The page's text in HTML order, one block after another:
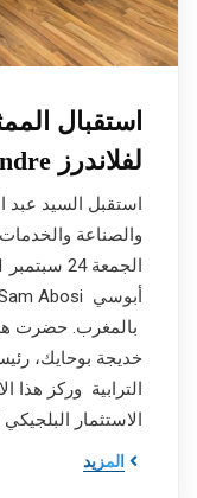
استقبال
لفلاندرز Flandre
استقبل السيد عبد
والصناعة
بالمغرب. حضرت
خديجة بوحايك،
الترابية وركز هذا
الاستثمار
المزيد